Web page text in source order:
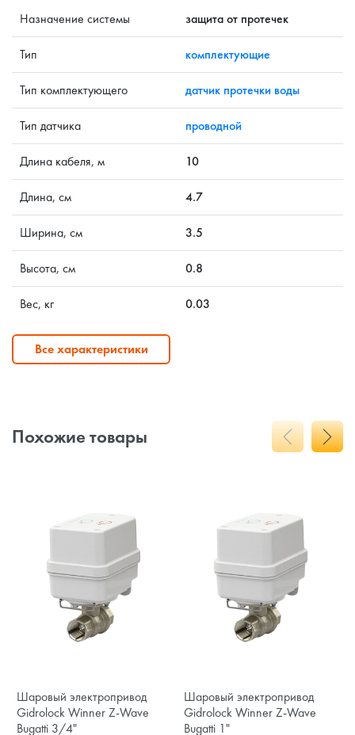
Назначение системы защита от протечек
Тип комплектующие
Тип комплектующего датчик протечки воды
Тип датчика проводной
Длина кабеля, м 10
Длина, см 4.7
Ширина, см 3.5
Высота, см 0.8
Вес, кг 0.03
Все характеристики
Похожие товары
Шаровый электропривод
Gidrolock Winner Z-Wave
Bugatti 3/4"
Шаровый электропривод
Gidrolock Winner Z-Wave
Bugatti 1"